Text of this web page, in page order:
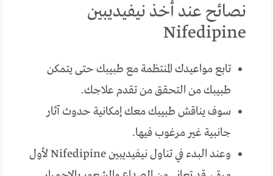
نصائح عند أخذ نيفيديبين
Nifedipine
تابع مواعيدك المنتظمة مع طبيبك حتى يتمكن
طبيبك من التحقق من تقدم علاجك.
سوف يناقش طبيبك معك إمكانية حدوث آثار
جانبية غير مرغوب فيها.
وعند البدء في تناول نيفيديبين Nifedipine لأول